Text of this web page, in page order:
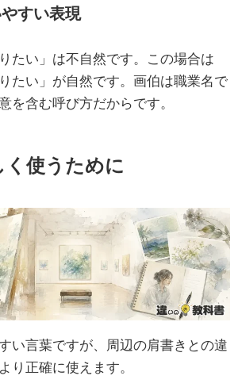
すい表現
たい」は不自然です。この場合は
たい」が自然です。画伯は職業名で
を含む呼び方だからです。
く使うために
い言葉ですが、周辺の肩書きとの違
り正確に使えます。